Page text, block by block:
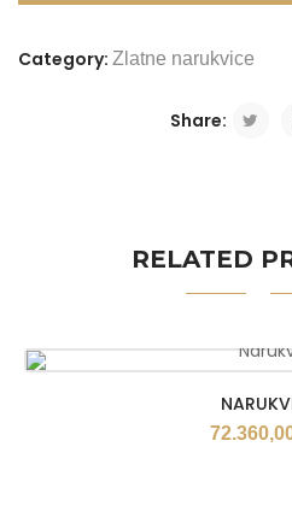
Category: Zlatne narukvice
Share:
RELATED